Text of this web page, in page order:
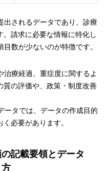
出されるデータであり、診療
請求に必要な情報に特化し
数が少ないのが特徴です。
療経過、重症度に関するよ
質の評価や、政策・制度改善
ータでは、データの作成目的
必要があります。
記載要領とデータ